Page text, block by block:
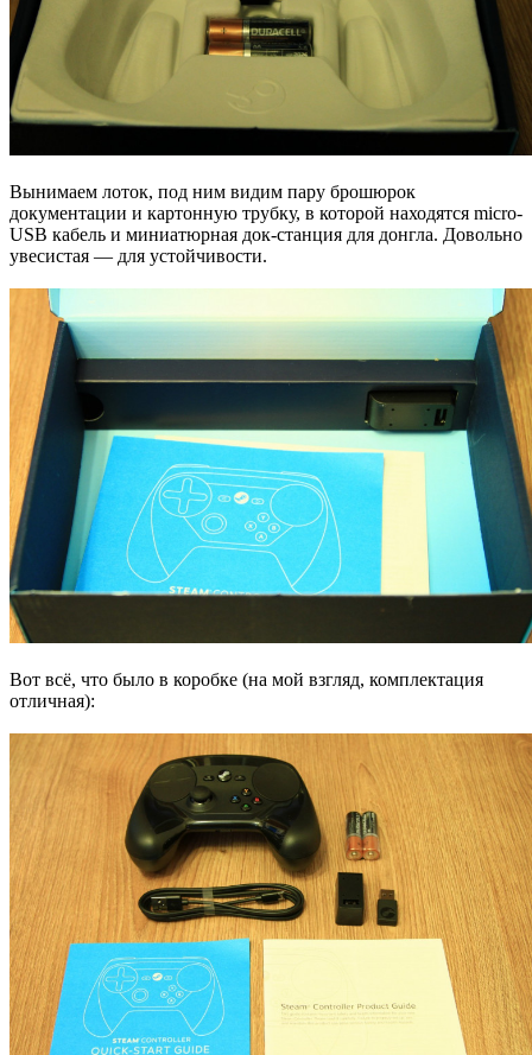
Вынимаем лоток, под ним видим пару брошюрок
документации и картонную трубку, в которой находятся micro-
USB кабель и миниатюрная док-станция для донгла. Довольно
увесистая — для устойчивости.
Вот всё, что было в коробке (на мой взгляд, комплектация
отличная):